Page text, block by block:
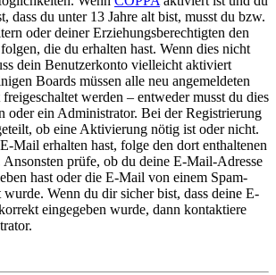
dass du unter 13 Jahre alt bist, musst du bzw.
oder deiner Erziehungsberechtigten den
die du erhalten hast. Wenn dies nicht
dein Benutzerkonto vielleicht aktiviert
Boards müssen alle neu angemeldeten
werden – entweder musst du dies
oder ein Administrator. Bei der Registrierung
ob eine Aktivierung nötig ist oder nicht.
Mail erhalten hast, folge den dort enthaltenen
prüfe, ob du deine E-Mail-Adresse
hast oder die E-Mail von einem Spam-
Wenn du dir sicher bist, dass deine E-
eingegeben wurde, dann kontaktiere